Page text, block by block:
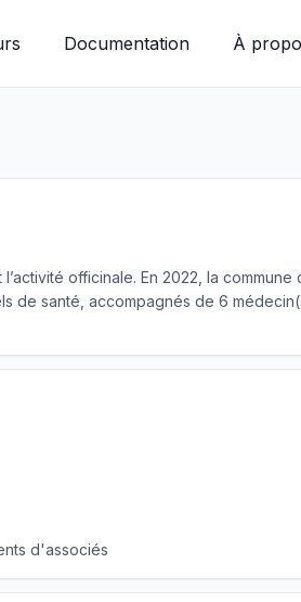
Documentation À
officinale. En 2022, la
santé, accompagnés de 6
d'associés